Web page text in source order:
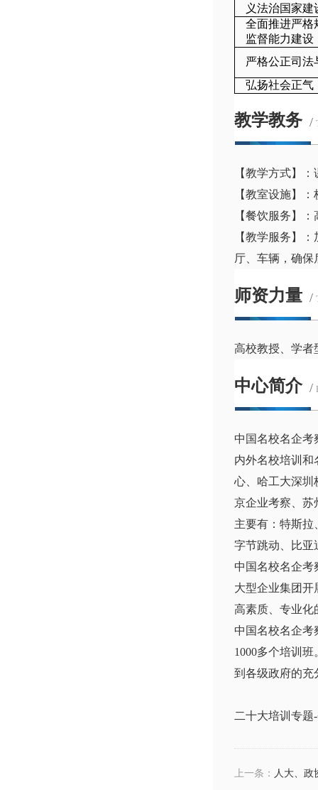
义法治国家建
全面推进严格
监督能力建设
严格公正司法
弘扬社会正气
教学教务 /
【教学方式】
【教室设施】
【餐饮服务】
【教学服务】
厅、车辆，确保
师资力量 /
高校教授、学者
中心简介 /
中国名校名企
内外名校培训
心、哈工大深圳
京企业考察、苏
主要有：特斯
字节跳动、比亚
中国名校名企
大型企业集团
高素质、专业化
中国名校名企考
1000多个培训
到各级政府的充
二十大培训专
上一条： 人大、政